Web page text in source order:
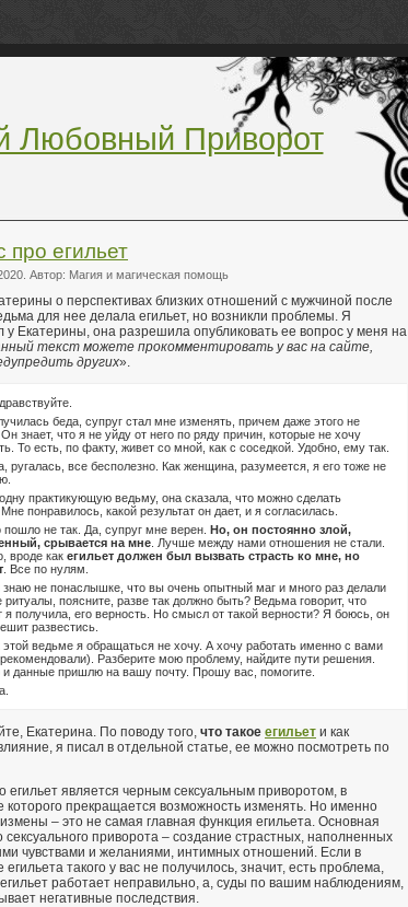
Любовный Приворот
про егильет
Автор: Магия и магическая помощь
о перспективах близких отношений с мужчиной после
для нее делала егильет, но возникли проблемы. Я
у Екатерины, она разрешила опубликовать ее вопрос у меня на
текст можете прокомментировать у вас на сайте,
других».
беда, супруг стал мне изменять, причем даже этого не
знает, что я не уйду от него по ряду причин, которые не хочу
То есть, по факту, живет со мной, как с соседкой. Удобно, ему так.
ругалась, все бесполезно. Как женщина, разумеется, я его тоже не
практикующую ведьму, она сказала, что можно сделать
. Мне понравилось, какой результат он дает, и я согласилась.
пошло не так. Да, супруг мне верен. Но, он постоянно злой,
срывается на мне . Лучше между нами отношения не стали.
вроде как егильет должен был вызвать страсть ко мне, но
. Все по нулям.
знаю не понаслышке, что вы очень опытный маг и много раз делали
ритуалы, поясните, разве так должно быть? Ведьма говорит, что
я получила, его верность. Но смысл от такой верности? Я боюсь, он
развестись.
ведьме я обращаться не хочу. А хочу работать именно с вами
Разберите мою проблему, найдите пути решения.
и данные пришлю на вашу почту. Прошу вас, помогите.
Екатерина. По поводу того, что такое егильет и как
я писал в отдельной статье, ее можно посмотреть по
егильет является черным сексуальным приворотом, в
которого прекращается возможность изменять. Но именно
– это не самая главная функция егильета. Основная
сексуального приворота – создание страстных, наполненных
чувствами и желаниями, интимных отношений. Если в
егильета такого у вас не получилось, значит, есть проблема,
работает неправильно, а, суды по вашим наблюдениям,
негативные последствия.